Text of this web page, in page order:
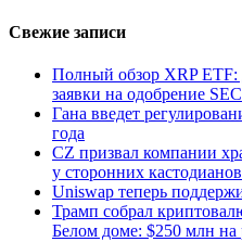
Свежие записи
Полный обзор XRP
заявки на одобрение SEC
Гана введет
года
CZ призвал компании
у сторонних кастодианов
Uniswap теперь
Трамп собрал
Белом доме: $250 млн на